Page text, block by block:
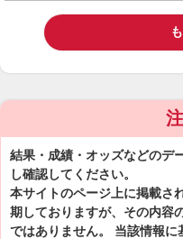
結果・成績・オッズなどのデ
し確認してください。
本サイトのページ上に掲載さ
期しておりますが、その内容
ではありません。 当該情報